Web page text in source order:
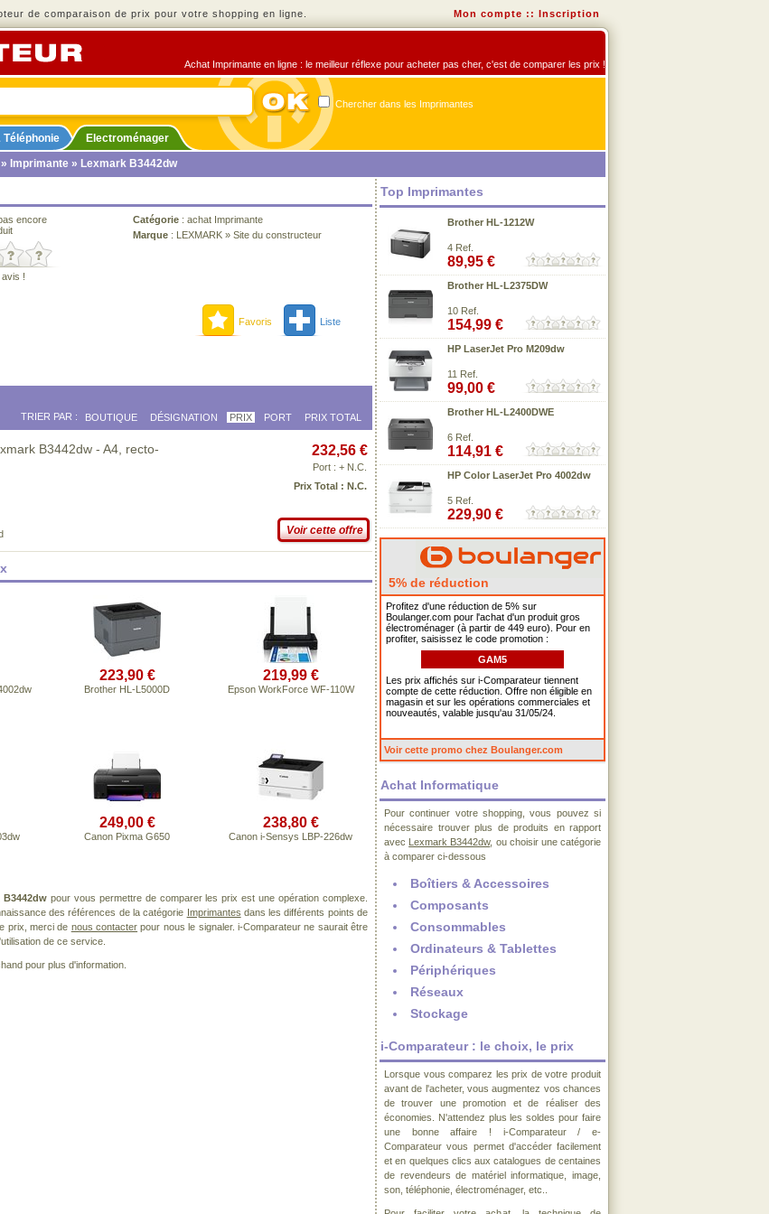
de comparaison de prix pour votre shopping en ligne. Mon compte :: Inscription
Achat Imprimante en ligne : le meilleur réflexe pour acheter pas cher, c'est de comparer les prix !
Chercher dans les Imprimantes
Téléphonie
Electroménager
» Imprimante » Lexmark B3442dw
encore
!
Catégorie : achat Imprimante
Marque : LEXMARK » Site du constructeur
Favoris Liste
TRIER PAR : BOUTIQUE DÉSIGNATION PRIX PORT PRIX TOTAL
B3442dw - A4, recto-
232,56 €
Port : + N.C.
Prix Total : N.C.
Voir cette offre
223,90 €
Brother HL-L5000D
219,99 €
Epson WorkForce WF-110W
249,00 €
Canon Pixma G650
238,80 €
Canon i-Sensys LBP-226dw
B3442dw pour vous permettre de comparer les prix est une opération complexe.
des références de la catégorie Imprimantes dans les différents points de
prix, merci de nous contacter pour nous le signaler. i-Comparateur ne saurait être
de ce service.
pour plus d'information.
Top Imprimantes
Brother HL-1212W
4 Ref.
89,95 €
Brother HL-L2375DW
10 Ref.
154,99 €
HP LaserJet Pro M209dw
11 Ref.
99,00 €
Brother HL-L2400DWE
6 Ref.
114,91 €
HP Color LaserJet Pro 4002dw
5 Ref.
229,90 €
5% de réduction
Profitez d'une réduction de 5% sur
Boulanger.com pour l'achat d'un produit gros
électroménager (à partir de 449 euro). Pour en
profiter, saisissez le code promotion :
GAM5
Les prix affichés sur i-Comparateur tiennent
compte de cette réduction. Offre non éligible en
magasin et sur les opérations commerciales et
nouveautés, valable jusqu'au 31/05/24.
Voir cette promo chez Boulanger.com
Achat Informatique
Pour continuer votre shopping, vous pouvez si
nécessaire trouver plus de produits en rapport
avec Lexmark B3442dw, ou choisir une catégorie
à comparer ci-dessous
Boîtiers & Accessoires
Composants
Consommables
Ordinateurs & Tablettes
Périphériques
Réseaux
Stockage
i-Comparateur : le choix, le prix
Lorsque vous comparez les prix de votre produit
avant de l'acheter, vous augmentez vos chances
de trouver une promotion et de réaliser des
économies. N'attendez plus les soldes pour faire
une bonne affaire ! i-Comparateur / e-
Comparateur vous permet d'accéder facilement
et en quelques clics aux catalogues de centaines
de revendeurs de matériel informatique, image,
son, téléphonie, électroménager, etc..